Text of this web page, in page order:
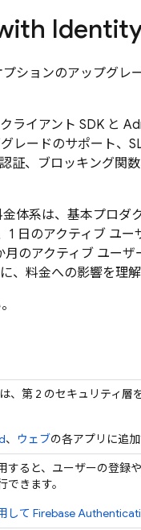
ションのアップグレー
ライアント SDK と
レードのサポート、
証、ブロッキング関
金体系は、基本プロダ
日のアクティブ ユ
のアクティブ ユー
、料金への影響を理解
、第 2 のセキュリティ
、 ウェブの各アプリに追
すると、ユーザーの登録
きます。
して Firebase